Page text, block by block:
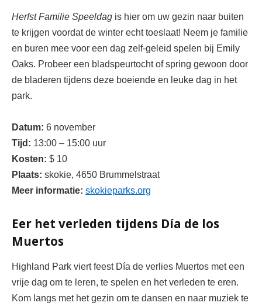
Herfst Familie Speeldag is hier om uw gezin naar buiten
te krijgen voordat de winter echt toeslaat! Neem je familie
en buren mee voor een dag zelf-geleid spelen bij Emily
Oaks. Probeer een bladspeurtocht of spring gewoon door
de bladeren tijdens deze boeiende en leuke dag in het
park.
Datum: 6 november
Tijd: 13:00 – 15:00 uur
Kosten: $ 10
Plaats: skokie, 4650 Brummelstraat
Meer informatie: skokieparks.org
Eer het verleden tijdens Día de los
Muertos
Highland Park viert feest Día de verlies Muertos met een
vrije dag om te leren, te spelen en het verleden te eren.
Kom langs met het gezin om te dansen en naar muziek te